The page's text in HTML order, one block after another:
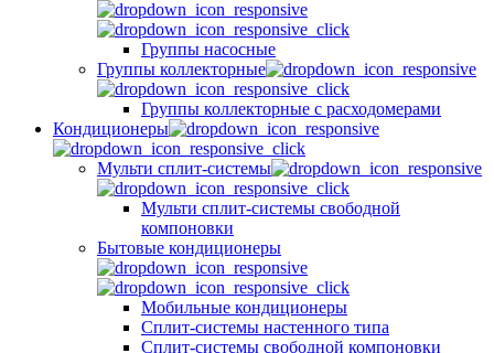
Группы насосные
Группы коллекторные
Группы коллекторные с расходомерами
Кондиционеры
Мульти сплит-системы
Мульти сплит-системы свободной
компоновки
Бытовые кондиционеры
Мобильные кондиционеры
Сплит-системы настенного типа
Сплит-системы свободной компоновки